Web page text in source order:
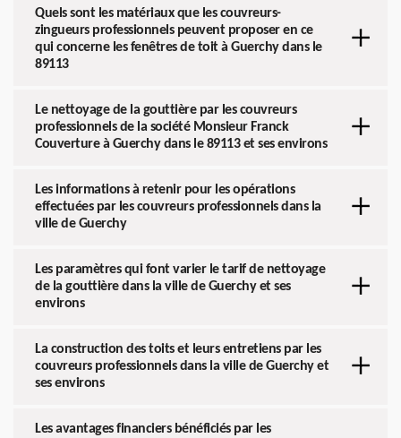
Quels sont les matériaux que les couvreurs-
zingueurs professionnels peuvent proposer en ce
qui concerne les fenêtres de toit à Guerchy dans le
89113
Le nettoyage de la gouttière par les couvreurs
professionnels de la société Monsieur Franck
Couverture à Guerchy dans le 89113 et ses environs
Les informations à retenir pour les opérations
effectuées par les couvreurs professionnels dans la
ville de Guerchy
Les paramètres qui font varier le tarif de nettoyage
de la gouttière dans la ville de Guerchy et ses
environs
La construction des toits et leurs entretiens par les
couvreurs professionnels dans la ville de Guerchy et
ses environs
Les avantages financiers bénéficiés par les